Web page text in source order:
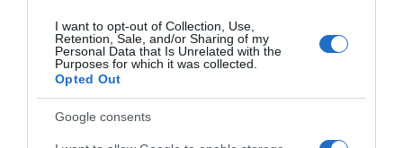
I want to opt-out of Collection, Use,
Retention, Sale, and/or Sharing of my
Personal Data that Is Unrelated with the
Purposes for which it was collected.
Opted Out
Google consents
pećnici prethodno zagrijanoj na 180°C (356°F) 15 do 18 minuta ili
dok ne poprime zlatnosmeđu boju.Izvadite proizvod iz pećnice i
ostavite da se ohladi na rešetki. Može se uživati ​​toplo ili na sobnoj
temperaturi.
NUTRITIVNE VRIJEDNOSTI:Nutritivne informacije: Svaki kolačić